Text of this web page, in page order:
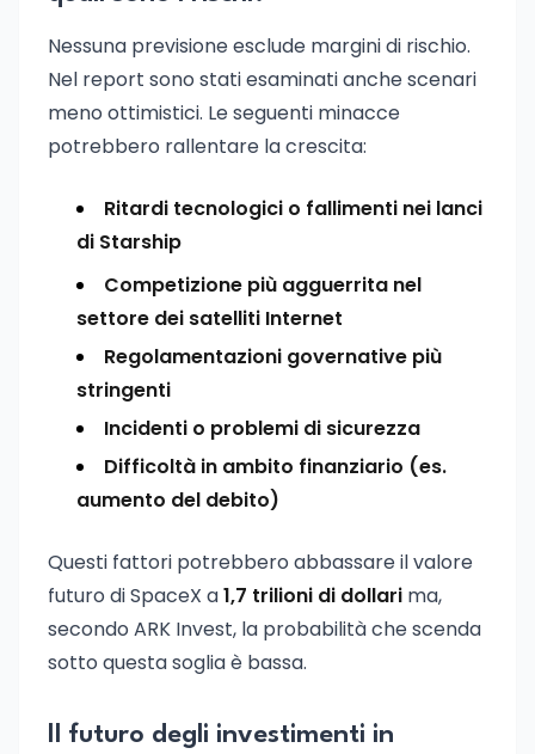
Nessuna previsione esclude margini di rischio.
Nel report sono stati esaminati anche scenari
meno ottimistici. Le seguenti minacce
potrebbero rallentare la crescita:
Ritardi tecnologici o fallimenti nei lanci
di Starship
Competizione più agguerrita nel
settore dei satelliti Internet
Regolamentazioni governative più
stringenti
Incidenti o problemi di sicurezza
Difficoltà in ambito finanziario (es.
aumento del debito)
Questi fattori potrebbero abbassare il valore
futuro di SpaceX a1,7 trilioni di dollari ma,
secondo ARK Invest, la probabilità che scenda
sotto questa soglia è bassa.
Il futuro degli investimenti in